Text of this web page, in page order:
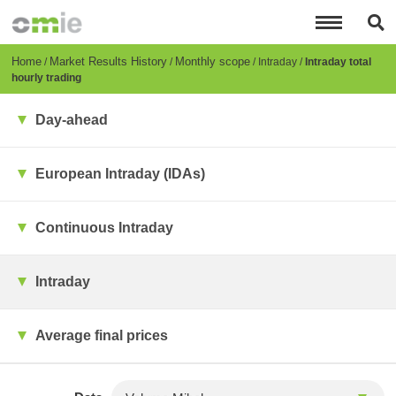
content
Breadcrumb
Home Market Results History Monthly scope Intraday Intraday total
hourly trading
Day-ahead
European Intraday (IDAs)
Continuous Intraday
Intraday
Average final prices